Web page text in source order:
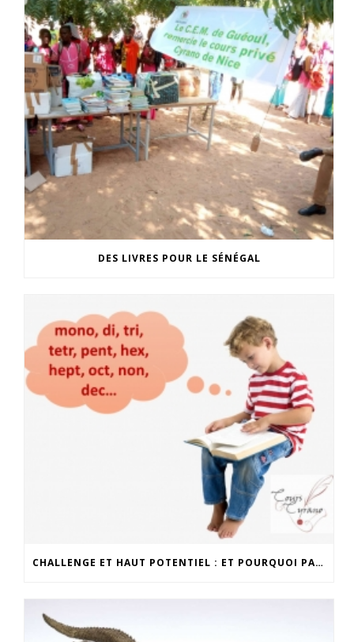
DES LIVRES POUR LE SÉNÉGAL
CHALLENGE ET HAUT POTENTIEL : ET POURQUOI PAS COMPTER EN GREC ?